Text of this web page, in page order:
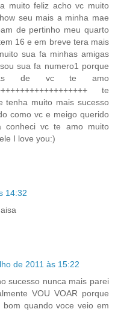
muito feliz acho vc muito
seu mais a minha mae
de pertinho meu quarto
16 e em breve tera mais
sua fa minhas amigas
sua fa numero1 porque
de vc te amo
te
tenha muito mais sucesso
como vc e meigo querido
vc te amo muito
I love you:)
14:32
de 2011 às 15:22
sucesso nunca mais parei
VOU VOAR porque
quando voce veio em